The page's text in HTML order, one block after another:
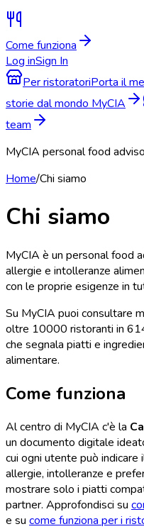
Come funziona
Log inSign In
Per ristoratoriPorta il
storie dal mondo MyCIA
team
MyCIA personal food
Home/Chi siamo
Chi siamo
MyCIA è un personal food
allergie e intolleranze
con le proprie esigenze in
Su MyCIA puoi consultare
oltre 10000 ristoranti in
che segnala piatti e
alimentare.
Come funziona
Al centro di MyCIA c'è la
un documento digitale
cui ogni utente può
allergie, intolleranze e
mostrare solo i piatti
partner. Approfondisci su
e su come funziona per i